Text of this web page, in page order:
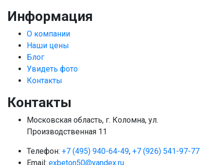
Информация
О компании
Наши цены
Блог
Увидеть фото
Контакты
Контакты
Московская область, г. Коломна, ул.
Производственная 11
Телефон: +7 (495) 940-64-49, +7 (926) 541-97-77
Email: exbeton50@yandex.ru